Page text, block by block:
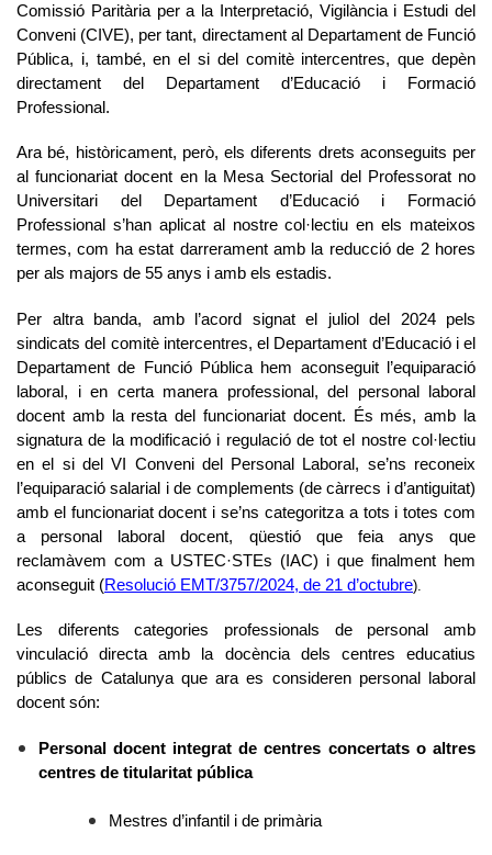
Comissió Paritària per a la Interpretació, Vigilància i Estudi del
Conveni (CIVE), per tant, directament al Departament de Funció
Pública, i, també, en el si del comitè intercentres, que depèn
directament del Departament d’Educació i Formació
Professional.
Ara bé, històricament, però, els diferents drets aconseguits per
al funcionariat docent en la Mesa Sectorial del Professorat no
Universitari del Departament d’Educació i Formació
Professional s’han aplicat al nostre col·lectiu en els mateixos
termes, com ha estat darrerament amb la reducció de 2 hores
per als majors de 55 anys i amb els estadis.
Per altra banda, amb l’acord signat el juliol del 2024 pels
sindicats del comitè intercentres, el Departament d’Educació i el
Departament de Funció Pública hem aconseguit l’equiparació
laboral, i en certa manera professional, del personal laboral
docent amb la resta del funcionariat docent. És més, amb la
signatura de la modificació i regulació de tot el nostre col·lectiu
en el si del VI Conveni del Personal Laboral, se’ns reconeix
l’equiparació salarial i de complements (de càrrecs i d’antiguitat)
amb el funcionariat docent i se’ns categoritza a tots i totes com
a personal laboral docent, qüestió que feia anys que
reclamàvem com a USTEC·STEs (IAC) i que finalment hem
aconseguit (Resolució EMT/3757/2024, de 21 d’octubre).
Les diferents categories professionals de personal amb
vinculació directa amb la docència dels centres educatius
públics de Catalunya que ara es consideren personal laboral
docent són:
Personal docent integrat de centres concertats o altres
centres de titularitat pública
Mestres d’infantil i de primària